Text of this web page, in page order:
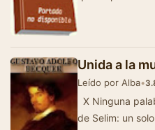
Unida a la
Leído por Alba•
X Ninguna
de Selim: un